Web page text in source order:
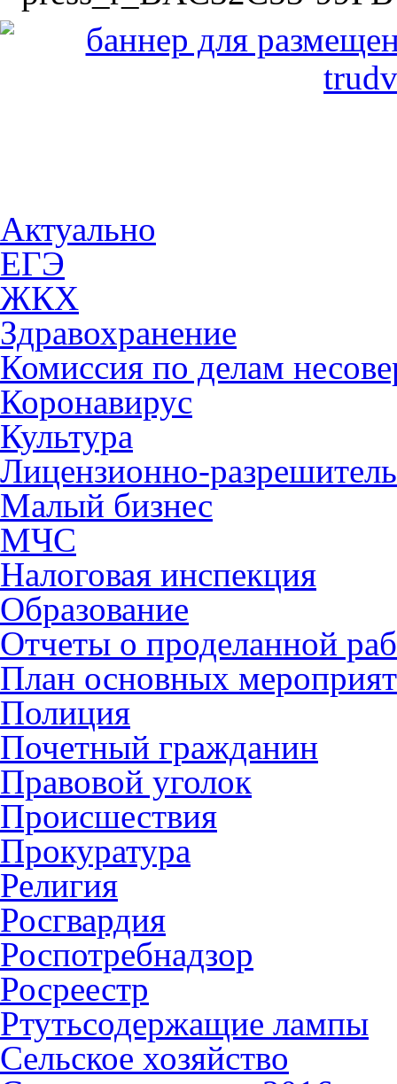
Актуально
ЕГЭ
ЖКХ
Здравохранение
Комиссия по делам
Коронавирус
Культура
Лицензионно-
Малый бизнес
МЧС
Налоговая инспекция
Образование
Отчеты о проделанной
План основных
Полиция
Почетный гражданин
Правовой уголок
Происшествия
Прокуратура
Религия
Росгвардия
Роспотребнадзор
Росреестр
Ртутьсодержащие лампы
Сельское хозяйство